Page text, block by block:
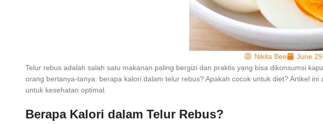
Nikita Bee June
Telur rebus adalah salah satu makanan paling bergizi dan praktis yang bisa dikonsumsi
orang bertanya-tanya: berapa kalori dalam telur rebus? Apakah cocok untuk diet? Artikel
untuk kesehatan optimal.
Berapa Kalori dalam Telur Rebus?